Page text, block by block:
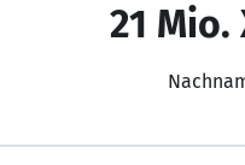
21 Mio.